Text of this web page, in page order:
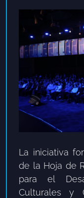
La iniciativa
de la Hoja de
para el
Culturales y